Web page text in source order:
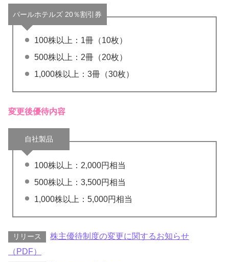
パールホテルズ 20％割引券
100株以上：1冊（10枚）
500株以上：2冊（20枚）
1,000株以上：3冊（30枚）
変更後優待内容
自社製品
100株以上：2,000円相当
500株以上：3,500円相当
1,000株以上：5,000円相当
リリース
株主優待制度の変更に関するお知らせ
（PDF）